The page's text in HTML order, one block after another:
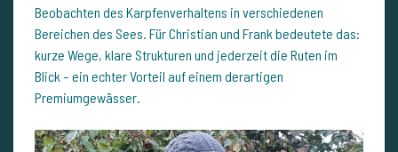
Beobachten des Karpfenverhaltens in verschiedenen
Bereichen des Sees. Für Christian und Frank bedeutete das:
kurze Wege, klare Strukturen und jederzeit die Ruten im
Blick – ein echter Vorteil auf einem derartigen
Premiumgewässer.